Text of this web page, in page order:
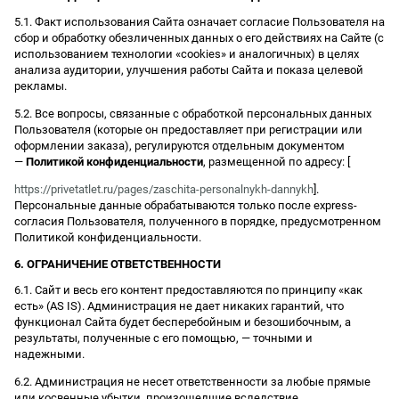
5.1. Факт использования Сайта означает согласие Пользователя на
сбор и обработку обезличенных данных о его действиях на Сайте (с
использованием технологии «cookies» и аналогичных) в целях
анализа аудитории, улучшения работы Сайта и показа целевой
рекламы.
5.2. Все вопросы, связанные с обработкой персональных данных
Пользователя (которые он предоставляет при регистрации или
оформлении заказа), регулируются отдельным документом
— Политикой конфиденциальности, размещенной по адресу: [
https://privetatlet.ru/pages/zaschita-personalnykh-dannykh ].
Персональные данные обрабатываются только после express-
согласия Пользователя, полученного в порядке, предусмотренном
Политикой конфиденциальности.
6. ОГРАНИЧЕНИЕ ОТВЕТСТВЕННОСТИ
6.1. Сайт и весь его контент предоставляются по принципу «как
есть» (AS IS). Администрация не дает никаких гарантий, что
функционал Сайта будет бесперебойным и безошибочным, а
результаты, полученные с его помощью, — точными и
надежными.
6.2. Администрация не несет ответственности за любые прямые